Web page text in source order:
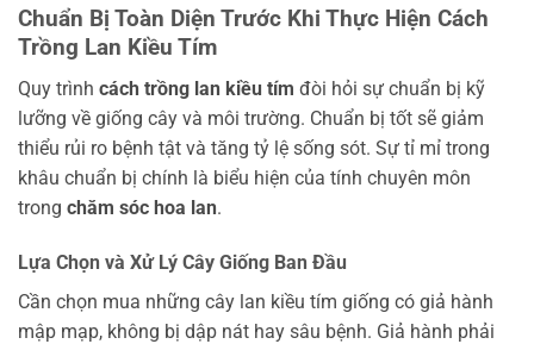
Chuẩn Bị Toàn Diện Trước Khi Thực Hiện Cách
Trồng Lan Kiều Tím
Quy trình cách trồng lan kiều tím đòi hỏi sự chuẩn bị kỹ
lưỡng về giống cây và môi trường. Chuẩn bị tốt sẽ giảm
thiểu rủi ro bệnh tật và tăng tỷ lệ sống sót. Sự tỉ mỉ trong
khâu chuẩn bị chính là biểu hiện của tính chuyên môn
trong chăm sóc hoa lan.
Lựa Chọn và Xử Lý Cây Giống Ban Đầu
Cần chọn mua những cây lan kiều tím giống có giả hành
mập mạp, không bị dập nát hay sâu bệnh. Giả hành phải